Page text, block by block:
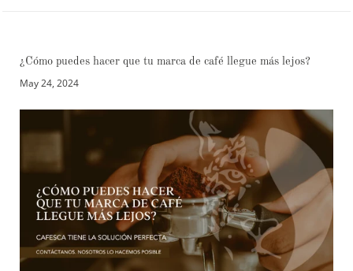
¿Cómo puedes hacer que tu marca de café llegue más lejos?
May 24, 2024